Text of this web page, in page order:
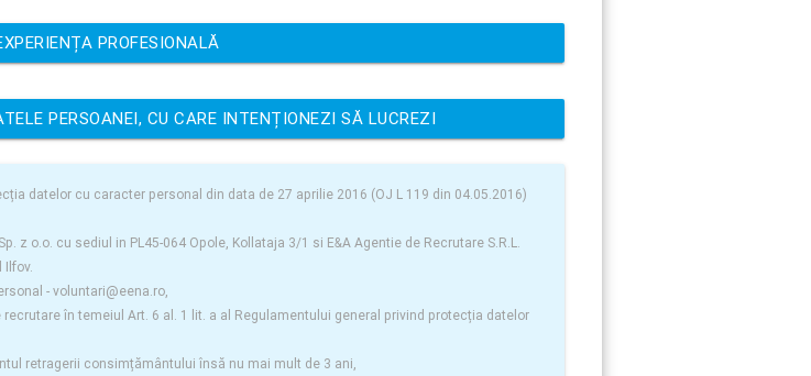
PROFESIONALĂ
PERSOANEI, CU CARE INTENȚIONEZI SĂ LUCREZI
datelor cu caracter personal din data de 27 aprilie 2016 (OJ L 119 din 04.05.2016)
z o.o. cu sediul in PL45-064 Opole, Kollataja 3/1 si E&A Agentie de Recrutare S.R.L.
Ilfov.
-voluntari@eena.ro
în temeiul Art. 6 al. 1 lit. a al Regulamentului general privind protecția datelor
retragerii consimțământului însă nu mai mult de 3 ani,